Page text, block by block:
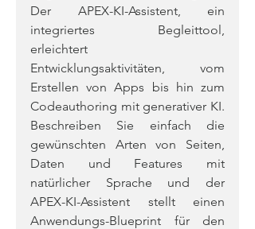
Der APEX-KI-Assistent, ein
integriertes Begleittool,
erleichtert
Entwicklungsaktivitäten, vom
Erstellen von Apps bis hin zum
Codeauthoring mit generativer KI.
Beschreiben Sie einfach die
gewünschten Arten von Seiten,
Daten und Features mit
natürlicher Sprache und der
APEX-KI-Assistent stellt einen
Anwendungs-Blueprint für den